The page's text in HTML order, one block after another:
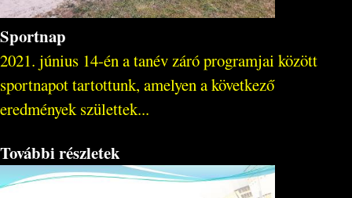
Sportnap
2021. június 14-én a tanév záró programjai között
sportnapot tartottunk, amelyen a következő
eredmények születtek...
További részletek